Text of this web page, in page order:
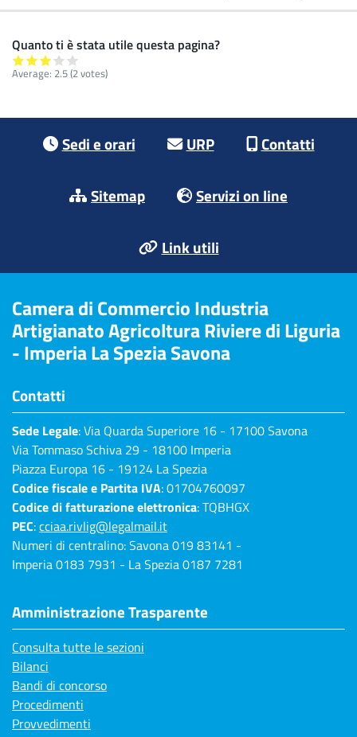
Quanto ti è stata utile questa pagina?
Average: 2.5(2 votes)
Sedi e orari URP Contatti
Sitemap Servizi on line
Link utili
Camera di Commercio Industria
Artigianato Agricoltura Riviere di Liguria
- Imperia La Spezia Savona
Contatti
Sede Legale: Via Quarda Superiore 16 - 17100 Savona
Via Tommaso Schiva 29 - 18100 Imperia
Piazza Europa 16 - 19124 La Spezia
Codice fiscale e Partita IVA: 01704760097
Codice di fatturazione elettronica: TQBHGX
PEC:cciaa.rivlig@legalmail.it
Numeri di centralino: Savona 019 83141 -
Imperia 0183 7931 - La Spezia 0187 7281
Amministrazione Trasparente
Consulta tutte le sezioni
Bilanci
Bandi di concorso
Procedimenti
Provvedimenti